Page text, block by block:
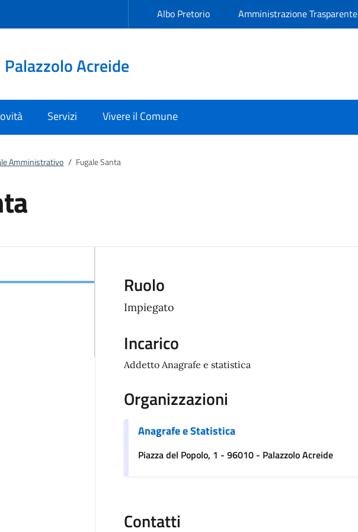
Albo Pretorio Amministrazione Trasparente
Acreide
Servizi Vivere il Comune
Amministrativo / Fugale Santa
Ruolo
Impiegato
Incarico
Addetto Anagrafe e statistica
Organizzazioni
Anagrafe e Statistica
Piazza del Popolo, 1 - 96010 - Palazzolo Acreide
Contatti